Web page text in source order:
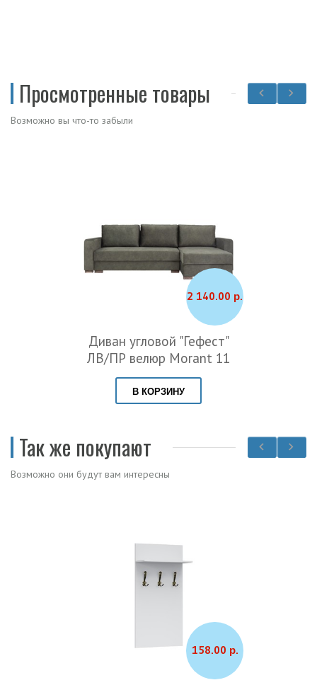
Просмотренные товары
Возможно вы что-то забыли
2 140.00 р.
Диван угловой "Гефест"
ЛВ/ПР велюр Morant 11
В КОРЗИНУ
Так же покупают
Возможно они будут вам интересны
158.00 р.